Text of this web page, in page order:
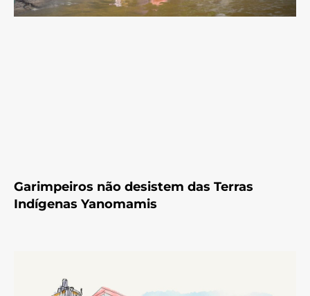
Garimpeiros não desistem das Terras
Indígenas Yanomamis